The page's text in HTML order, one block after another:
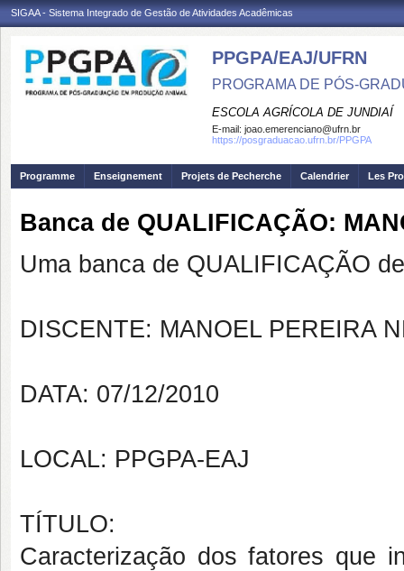
SIGAA - Sistema Integrado de Gestão de Atividades Acadêmicas
PPGPA/EAJ/UFRN
PROGRAMA DE PÓS-
ESCOLA AGRÍCOLA DE JUNDIAÍ
E-mail: joao.emerenciano@ufrn.br
https://posgraduacao.ufrn.br/PPGPA
Programme Enseignement Projets de Pecherche Calendrier Les
Banca de QUALIFICAÇÃO:
Uma banca de QUALIFICAÇÃO
DISCENTE: MANOEL PEREIRA
DATA: 07/12/2010
LOCAL: PPGPA-EAJ
TÍTULO:
Caracterização dos fatores que